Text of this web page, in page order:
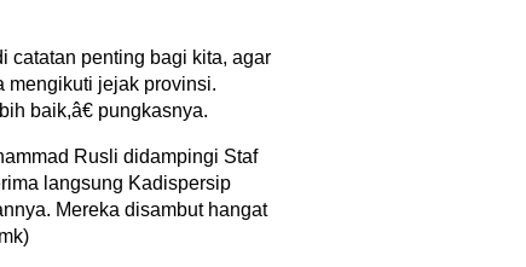
penting bagi kita, agar
mengikuti jejak provinsi.
baik,â€ pungkasnya.
Rusli didampingi Staf
langsung Kadispersip
Mereka disambut hangat